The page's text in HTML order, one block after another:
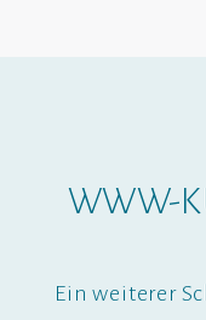
WWW-
Ein weiterer